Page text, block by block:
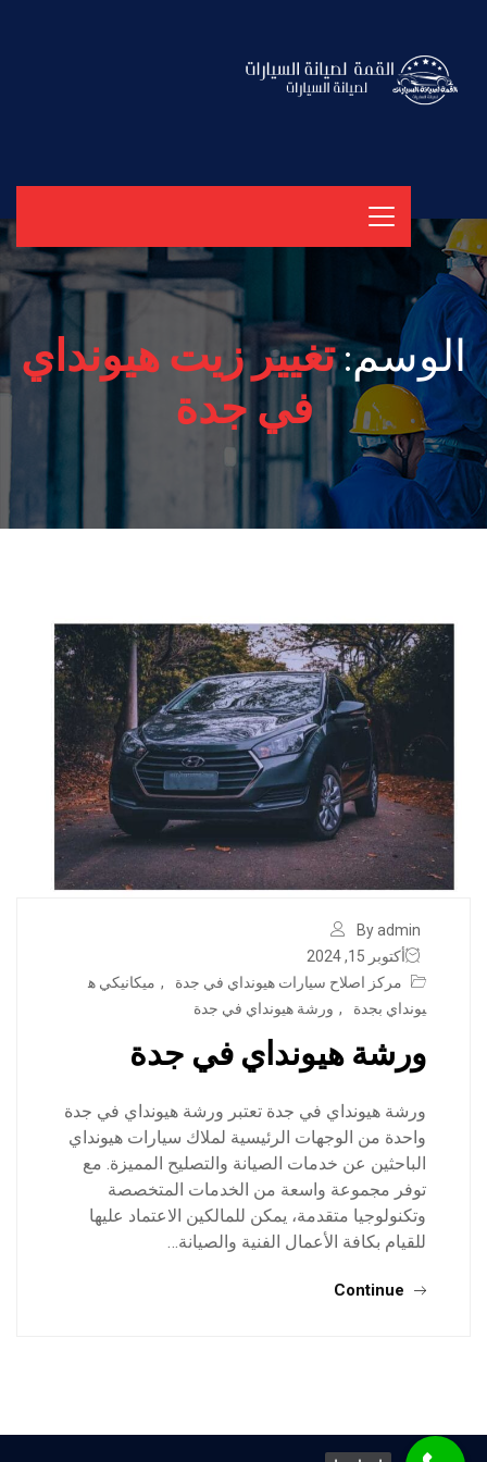
الوسم:تغيير زيت هيونداي
في جدة
By admin
أكتوبر 15, 2024
مركز اصلاح سيارات هيونداي في جدة
, ميكانيكي ه
يونداي بجدة
, ورشة هيونداي في جدة
ورشة هيونداي في جدة
ورشة هيونداي في جدة تعتبر ورشة هيونداي في جدة
واحدة من الوجهات الرئيسية لملاك سيارات هيونداي
الباحثين عن خدمات الصيانة والتصليح المميزة. مع
توفر مجموعة واسعة من الخدمات المتخصصة
وتكنولوجيا متقدمة، يمكن للمالكين الاعتماد عليها
للقيام بكافة الأعمال الفنية والصيانة…
Continue